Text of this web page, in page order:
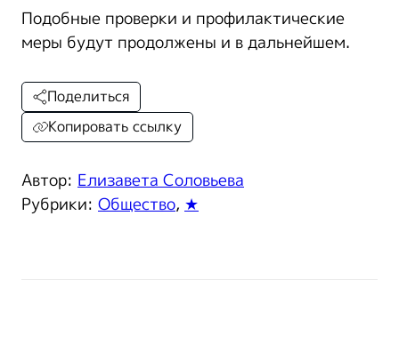
Подобные проверки и профилактические
меры будут продолжены и в дальнейшем.
Автор: Елизавета Соловьева
Рубрики: Общество, ★
Поделиться
Копировать ссылку